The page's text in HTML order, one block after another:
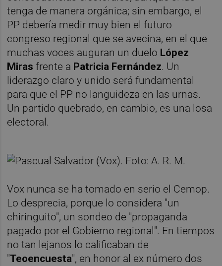
tenga de manera orgánica; sin embargo, el
PP debería medir muy bien el futuro
congreso regional que se avecina, en el que
muchas voces auguran un duelo López
Mirasfrente a Patricia Fernández. Un
liderazgo claro y unido será fundamental
para que el PP no languideza en las urnas.
Un partido quebrado, en cambio, es una losa
electoral.
Vox nunca se ha tomado en serio el Cemop.
Lo desprecia, porque lo considera "un
chiringuito", un sondeo de "propaganda
pagado por el Gobierno regional". En tiempos
no tan lejanos lo calificaban de
"Teoencuesta", en honor al ex número dos